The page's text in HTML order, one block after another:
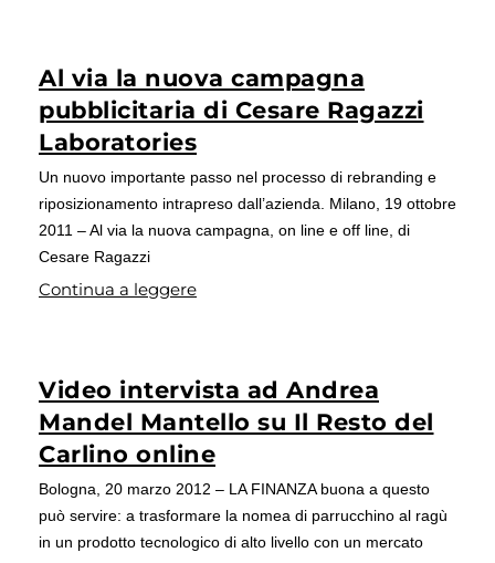
Al via la nuova campagna
pubblicitaria di Cesare Ragazzi
Laboratories
Un nuovo importante passo nel processo di rebranding e
riposizionamento intrapreso dall’azienda. Milano, 19 ottobre
2011 – Al via la nuova campagna, on line e off line, di
Cesare Ragazzi
Continua a leggere
Video intervista ad Andrea
Mandel Mantello su Il Resto del
Carlino online
Bologna, 20 marzo 2012 – LA FINANZA buona a questo
può servire: a trasformare la nomea di parrucchino al ragù
in un prodotto tecnologico di alto livello con un mercato